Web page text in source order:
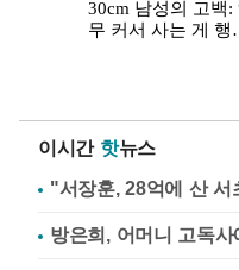
이시간 핫뉴스
"서장훈, 28억에 산
방은희, 어머니 고독